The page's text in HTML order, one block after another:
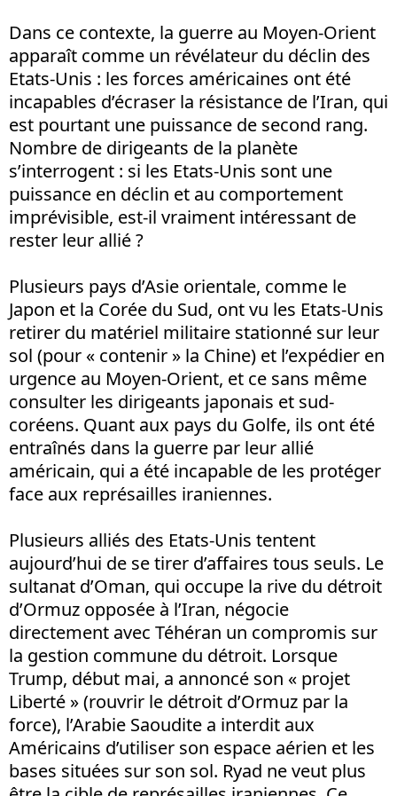
Dans ce contexte, la guerre au Moyen-Orient
apparaît comme un révélateur du déclin des
Etats-Unis : les forces américaines ont été
incapables d’écraser la résistance de l’Iran, qui
est pourtant une puissance de second rang.
Nombre de dirigeants de la planète
s’interrogent : si les Etats-Unis sont une
puissance en déclin et au comportement
imprévisible, est-il vraiment intéressant de
rester leur allié ?
Plusieurs pays d’Asie orientale, comme le
Japon et la Corée du Sud, ont vu les Etats-Unis
retirer du matériel militaire stationné sur leur
sol (pour « contenir » la Chine) et l’expédier en
urgence au Moyen-Orient, et ce sans même
consulter les dirigeants japonais et sud-
coréens. Quant aux pays du Golfe, ils ont été
entraînés dans la guerre par leur allié
américain, qui a été incapable de les protéger
face aux représailles iraniennes.
Plusieurs alliés des Etats-Unis tentent
aujourd’hui de se tirer d’affaires tous seuls. Le
sultanat d’Oman, qui occupe la rive du détroit
d’Ormuz opposée à l’Iran, négocie
directement avec Téhéran un compromis sur
la gestion commune du détroit. Lorsque
Trump, début mai, a annoncé son « projet
Liberté » (rouvrir le détroit d’Ormuz par la
force), l’Arabie Saoudite a interdit aux
Américains d’utiliser son espace aérien et les
bases situées sur son sol. Ryad ne veut plus